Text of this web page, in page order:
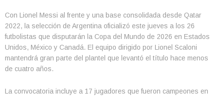
Con Lionel Messi al frente y una base consolidada desde Qatar
2022, la selección de Argentina oficializó este jueves a los 26
futbolistas que disputarán la Copa del Mundo de 2026 en Estados
Unidos, México y Canadá. El equipo dirigido por Lionel Scaloni
mantendrá gran parte del plantel que levantó el título hace menos
de cuatro años.
La convocatoria incluye a 17 jugadores que fueron campeones en